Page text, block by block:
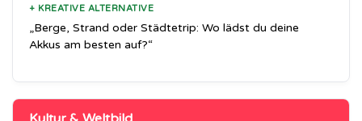
+ KREATIVE ALTERNATIVE
„Berge, Strand oder Städtetrip: Wo lädst du deine
Akkus am besten auf?“